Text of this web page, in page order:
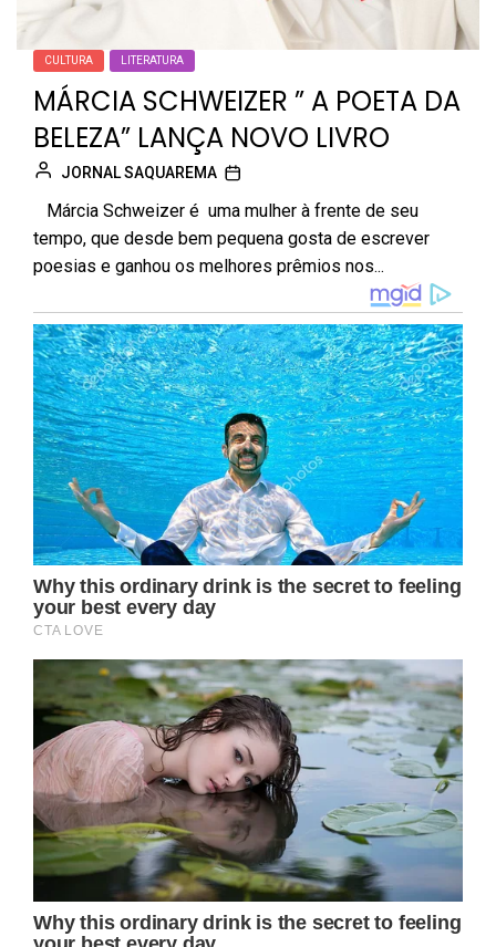
CULTURA LITERATURA
MÁRCIA SCHWEIZER ” A POETA DA
BELEZA” LANÇA NOVO LIVRO
JORNAL SAQUAREMA
Márcia Schweizer é uma mulher à frente de seu
tempo, que desde bem pequena gosta de escrever
poesias e ganhou os melhores prêmios nos...